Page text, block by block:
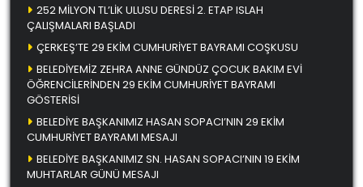
252 MİLYON TL’LİK ULUSU DERESİ 2. ETAP ISLAH
ÇALIŞMALARI BAŞLADI
ÇERKEŞ’TE 29 EKİM CUMHURİYET BAYRAMI COŞKUSU
BELEDİYEMİZ ZEHRA ANNE GÜNDÜZ ÇOCUK BAKIM EVİ
ÖĞRENCİLERİNDEN 29 EKİM CUMHURİYET BAYRAMI
GÖSTERİSİ
BELEDİYE BAŞKANIMIZ HASAN SOPACI’NIN 29 EKİM
CUMHURİYET BAYRAMI MESAJI
BELEDİYE BAŞKANIMIZ SN. HASAN SOPACI’NIN 19 EKİM
MUHTARLAR GÜNÜ MESAJI